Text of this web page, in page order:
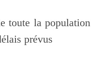
toute la population
prévus